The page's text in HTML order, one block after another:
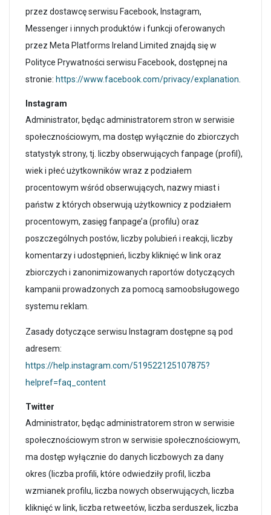
przez dostawcę serwisu Facebook, Instagram,
Messenger i innych produktów i funkcji oferowanych
przez Meta Platforms Ireland Limited znajdą się w
Polityce Prywatności serwisu Facebook, dostępnej na
stronie: https://www.facebook.com/privacy/explanation
Instagram
Administrator, będąc administratorem stron w serwisie
społecznościowym, ma dostęp wyłącznie do zbiorczych
statystyk strony, tj. liczby obserwujących fanpage (profil),
wiek i płeć użytkowników wraz z podziałem
procentowym wśród obserwujących, nazwy miast i
państw z których obserwują użytkownicy z podziałem
procentowym, zasięg fanpage’a (profilu) oraz
poszczególnych postów, liczby polubień i reakcji, liczby
komentarzy i udostępnień, liczby kliknięć w link oraz
zbiorczych i zanonimizowanych raportów dotyczących
kampanii prowadzonych za pomocą samoobsługowego
systemu reklam.
Zasady dotyczące serwisu Instagram dostępne są pod
adresem:
https://help.instagram.com/519522125107875?
helpref=faq_content
Twitter
Administrator, będąc administratorem stron w serwisie
społecznościowym stron w serwisie społecznościowym,
ma dostęp wyłącznie do danych liczbowych za dany
okres (liczba profili, które odwiedziły profil, liczba
wzmianek profilu, liczba nowych obserwujących, liczba
kliknięć w link, liczba retweetów, liczba serduszek, liczba